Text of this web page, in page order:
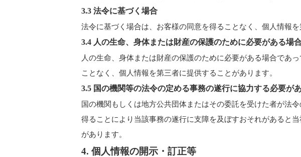
3.3 法令に基づく場合
法令に基づく場合は、お客様の同意を得ることなく、個人情報を
3.4 人の生命、身体または財産の保護のために必要がある場
人の生命、身体または財産の保護のために必要がある場合であ
ことなく、個人情報を第三者に提供することがあります。
3.5 国の機関等の法令の定める事務の遂行に協力する必要が
国の機関もしくは地方公共団体またはその委託を受けた者が法
得ることにより当該事務の遂行に支障を及ぼすおそれがあると
があります。
4. 個人情報の開示・訂正等